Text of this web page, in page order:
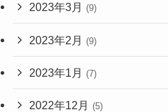
2023年3月 (9)
2023年2月 (9)
2023年1月 (7)
2022年12月 (5)